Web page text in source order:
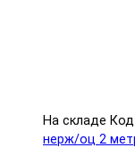
На складе
нерж/оц 2